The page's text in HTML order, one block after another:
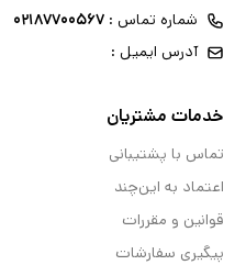
شماره تماس : ۰۲۱۸۷۷۰۰۵۶۷
آدرس ایمیل :
خدمات مشتریان
تماس با پشتیبانی
اعتماد به این‌چند
قوانین و مقررات
پیگیری سفارشات